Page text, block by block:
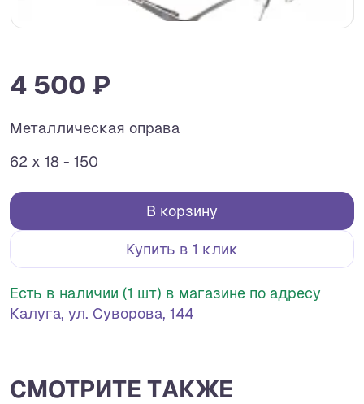
4 500 ₽
Металлическая оправа
62 x 18 - 150
В корзину
Купить в 1 клик
Есть в наличии (1 шт) в магазине по адресу
Калуга, ул. Суворова, 144
СМОТРИТЕ ТАКЖЕ